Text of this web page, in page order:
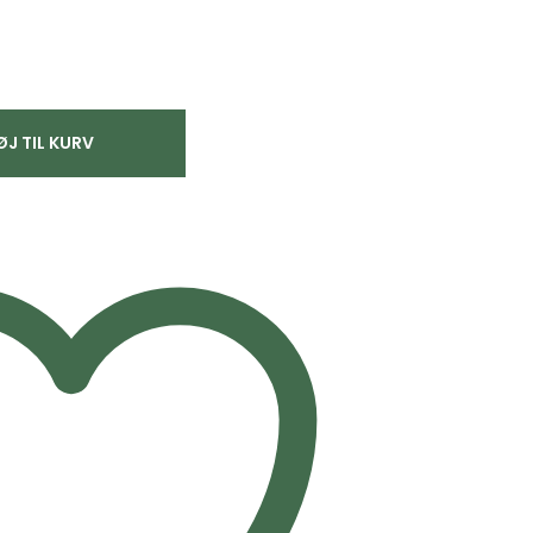
TIL KURV